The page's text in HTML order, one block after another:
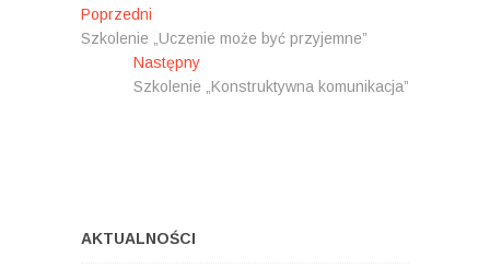
N
a
c
Poprzedni
o
p
r
:
Szkolenie „Uczenie może być przyjemne”
Następny
a
Szkolenie „Konstruktywna komunikacja”
AKTUALNOŚCI